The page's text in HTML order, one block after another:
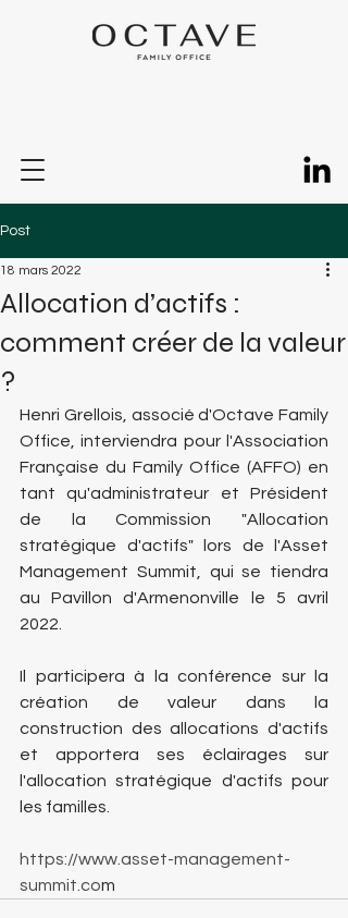
Post
Allocation d’actifs :
comment créer de la valeur
?
18 mars 2022
Henri Grellois, associé d'Octave Family
Office, interviendra pour l'Association
Française du Family Office (AFFO) en
tant qu'administrateur et Président
de la Commission "Allocation
stratégique d'actifs" lors de l'Asset
Management Summit, qui se tiendra
au Pavillon d'Armenonville le 5 avril
2022.
Il participera à la conférence sur la
création de valeur dans la
construction des allocations d'actifs
et apportera ses éclairages sur
l'allocation stratégique d'actifs pour
les familles.
https://www.asset-management-
summit.com